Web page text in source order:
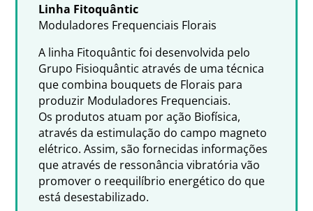
Linha Fitoquântic
Moduladores Frequenciais Florais
A linha Fitoquântic foi desenvolvida pelo
Grupo Fisioquântic através de uma técnica
que combina bouquets de Florais para
produzir Moduladores Frequenciais.
Os produtos atuam por ação Biofísica,
através da estimulação do campo magneto
elétrico. Assim, são fornecidas informações
que através de ressonância vibratória vão
promover o reequilíbrio energético do que
está desestabilizado.